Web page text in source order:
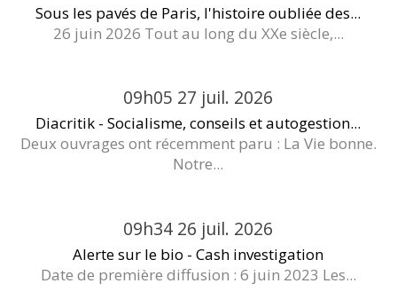
Sous les pavés de Paris, l'histoire oubliée des...
26 juin 2026 Tout au long du XXe siècle,...
09h05 27 juil. 2026
Diacritik - Socialisme, conseils et autogestion...
Deux ouvrages ont récemment paru : La Vie bonne.
Notre...
09h34 26 juil. 2026
Alerte sur le bio - Cash investigation
Date de première diffusion : 6 juin 2023 Les...